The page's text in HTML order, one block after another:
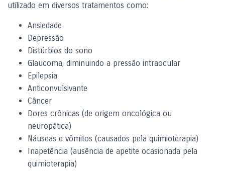
utilizado em diversos tratamentos como:
Ansiedade
Depressão
Distúrbios do sono
Glaucoma, diminuindo a pressão intraocular
Epilepsia
Anticonvulsivante
Câncer
Dores crônicas (de origem oncológica ou
neuropática)
Náuseas e vômitos (causados pela quimioterapia)
Inapetência (ausência de apetite ocasionada pela
quimioterapia)